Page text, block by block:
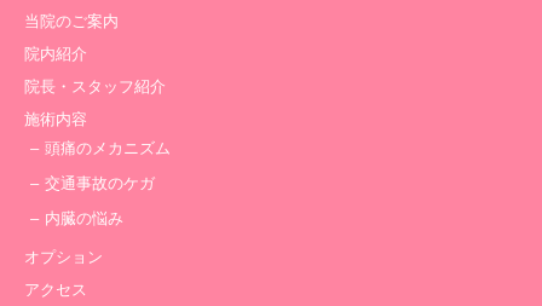
当院のご案内
院内紹介
院長・スタッフ紹介
施術内容
頭痛のメカニズム
交通事故のケガ
内臓の悩み
オプション
アクセス